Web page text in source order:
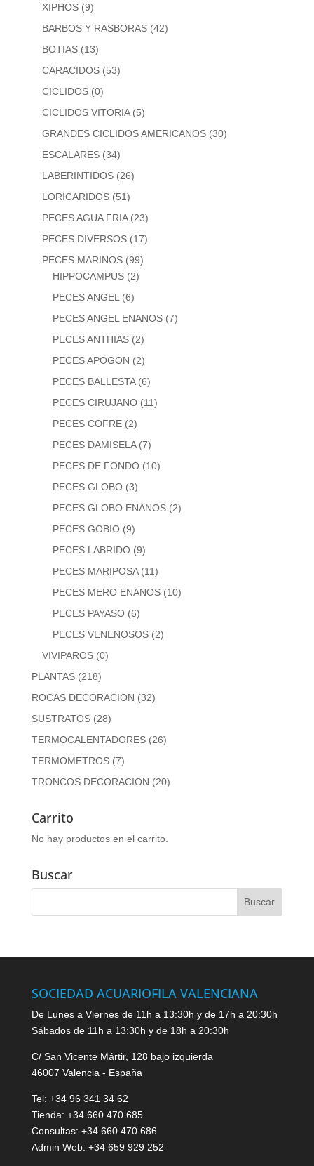
XIPHOS (9)
BARBOS Y RASBORAS (42)
BOTIAS (13)
CARACIDOS (53)
CICLIDOS (0)
CICLIDOS VITORIA (5)
GRANDES CICLIDOS AMERICANOS (30)
ESCALARES (34)
LABERINTIDOS (26)
LORICARIDOS (51)
PECES AGUA FRIA (23)
PECES DIVERSOS (17)
PECES MARINOS (99)
HIPPOCAMPUS (2)
PECES ANGEL (6)
PECES ANGEL ENANOS (7)
PECES ANTHIAS (2)
PECES APOGON (2)
PECES BALLESTA (6)
PECES CIRUJANO (11)
PECES COFRE (2)
PECES DAMISELA (7)
PECES DE FONDO (10)
PECES GLOBO (3)
PECES GLOBO ENANOS (2)
PECES GOBIO (9)
PECES LABRIDO (9)
PECES MARIPOSA (11)
PECES MERO ENANOS (10)
PECES PAYASO (6)
PECES VENENOSOS (2)
VIVIPAROS (0)
PLANTAS (218)
ROCAS DECORACION (32)
SUSTRATOS (28)
TERMOCALENTADORES (26)
TERMOMETROS (7)
TRONCOS DECORACION (20)
Carrito
No hay productos en el carrito.
Buscar
SOCIEDAD ACUARIOFILA VALENCIANA
De Lunes a Viernes de 11h a 13:30h y de 17h a 20:30h
Sábados de 11h a 13:30h y de 18h a 20:30h
C/ San Vicente Mártir, 128 bajo izquierda
46007 Valencia - España
Tel: +34 96 341 34 62
Tienda: +34 660 470 685
Consultas: +34 660 470 686
Admin Web: +34 659 929 252